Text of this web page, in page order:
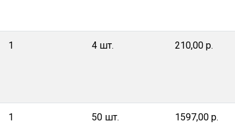
1 4 шт. 210,00 р.
1 50 шт. 1597,00 р.